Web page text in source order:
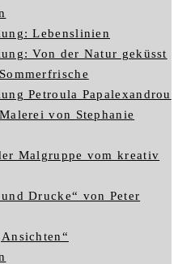
Lebenslinien
Von der Natur geküsst
Petroula Papalexandrou
von Stephanie
Malgruppe vom kreativ
Drucke“ von Peter